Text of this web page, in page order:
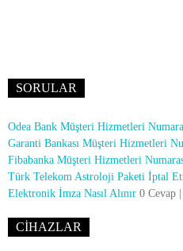
SORULAR
Odea Bank Müşteri Hizmetleri
Garanti Bankası Müşteri Hizmetleri
Fibabanka Müşteri Hizmetleri
Türk Telekom Astroloji Paketi İptal
Elektronik İmza Nasıl Alınır 0 Cevap
CIHAZLAR